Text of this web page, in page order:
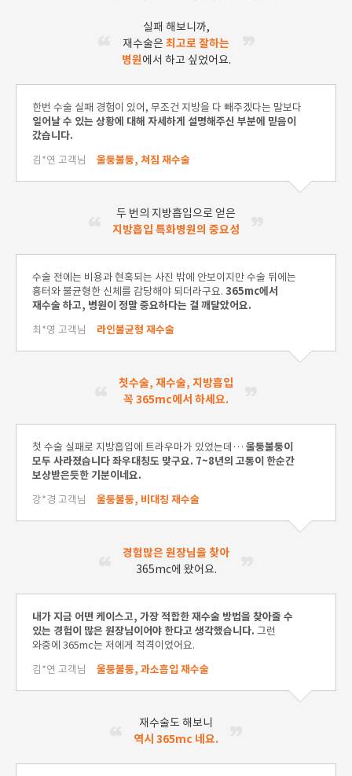
실패 해보니까,
재수술은 최고로 잘하는
병원에서 하고 싶었어요.
한번 수술 실패 경험이 있어, 무조건 지방을 다 빼주겠다는 말보다
일어날 수 있는 상황에 대해 자세하게 설명해주신 부분에 믿음이
갔습니다.
김*연 고객님
울퉁불퉁, 쳐짐 재수술
두 번의 지방흡입으로 얻은
지방흡입 특화병원의 중요성
수술 전에는 비용과 현혹되는 사진 밖에 안보이지만 수술 뒤에는
흉터와 불균형한 신체를 감당해야 되더라구요. 365mc에서
재수술 하고, 병원이 정말 중요하다는 걸 깨달았어요.
최*영 고객님
라인불균형 재수술
첫수술, 재수술, 지방흡입
꼭 365mc에서 하세요.
첫 수술 실패로 지방흡입에 트라우마가 있었는데… 울퉁불퉁이
모두 사라졌습니다 좌우대칭도 맞구요. 7~8년의 고통이 한순간
보상받은듯한 기분이네요.
강*경 고객님
울퉁불퉁, 비대칭 재수술
경험많은 원장님을 찾아
365mc에 왔어요.
내가 지금 어떤 케이스고, 가장 적합한 재수술 방법을 찾아줄 수
있는 경험이 많은 원장님이어야 한다고 생각했습니다. 그런
와중에 365mc는 저에게 적격이었어요.
김*연 고객님
울퉁불퉁, 과소흡입 재수술
재수술도 해보니
역시 365mc 네요.